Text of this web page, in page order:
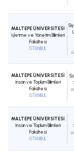
MALTEPE ÜNİVERSİTESİ
İşletme ve Yönetim Bilimleri
Fakültesi
İSTANBUL
MALTEPE ÜNİVERSİTESİ
İnsan ve Toplum Bilimleri
Fakültesi
İSTANBUL
MALTEPE ÜNİVERSİTESİ
İnsan ve Toplum Bilimleri
Fakültesi
İSTANBUL